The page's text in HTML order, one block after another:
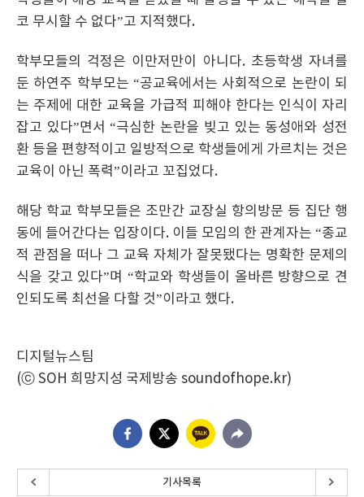
코 무시할 수 없다”고 지적했다.
학부모들의 걱정은 이만저만이 아니다. 초등학생 자녀를
둔 하연주 학부모는 “공교육에서는 사회적으로 논란이 되
는 주제에 대한 교육을 가급적 피해야 한다는 인식이 자리
잡고 있다”면서 “극심한 논란을 빚고 있는 동성애와 성전
환 등을 편향적이고 일방적으로 학생들에게 가르치는 것은
교육이 아닌 폭력”이라고 꼬집었다.
해당 학교 학부모들은 조만간 교장실 항의방문 등 집단 행
동에 들어간다는 입장이다. 이들 모임의 한 관계자는 “종교
적 관점을 떠나 그 교육 자체가 잘못됐다는 명확한 문제의
식을 갖고 있다”며 “학교와 학생들이 올바른 방향으로 견
인되도록 최선을 다할 것”이라고 했다.
디지털뉴스팀
(ⓒ SOH 희망지성 국제방송 soundofhope.kr)
기사목록